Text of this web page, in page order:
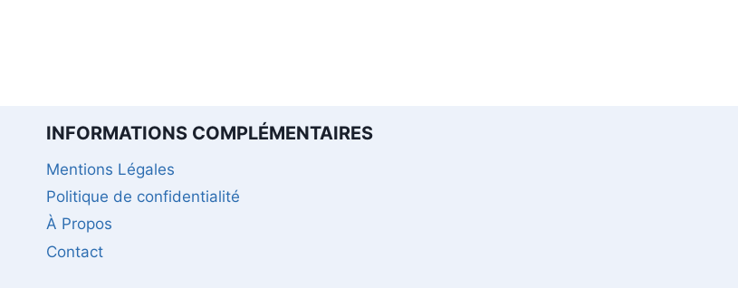
INFORMATIONS COMPLÉMENTAIRES
Mentions Légales
Politique de confidentialité
À Propos
Contact